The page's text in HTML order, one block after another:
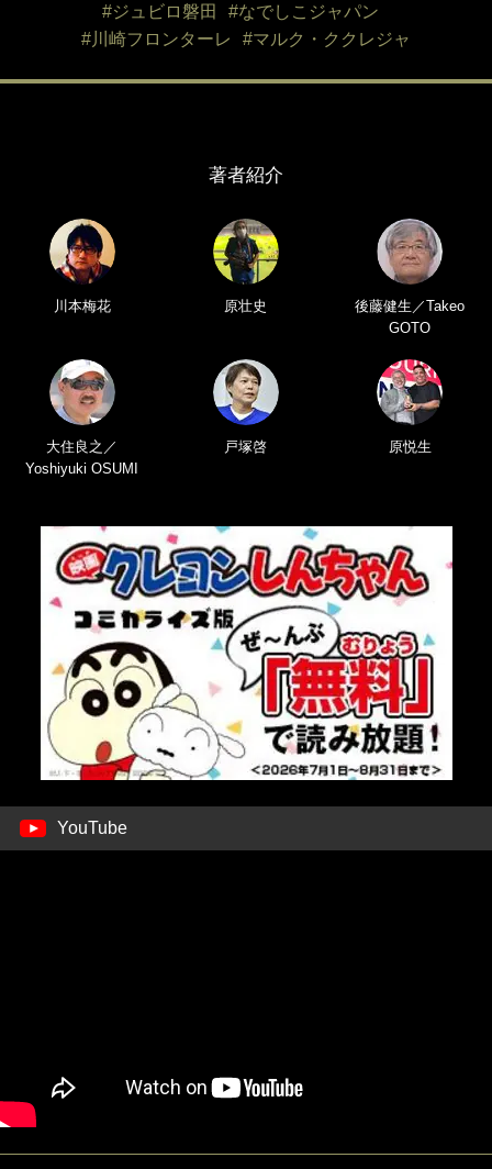
#ジュビロ磐田
#なでしこジャパン
#川崎フロンターレ
#マルク・ククレジャ
著者紹介
川本梅花 原壮史
後藤健生／Takeo
GOTO
大住良之／
Yoshiyuki OSUMI
戸塚啓 原悦生
YouTube